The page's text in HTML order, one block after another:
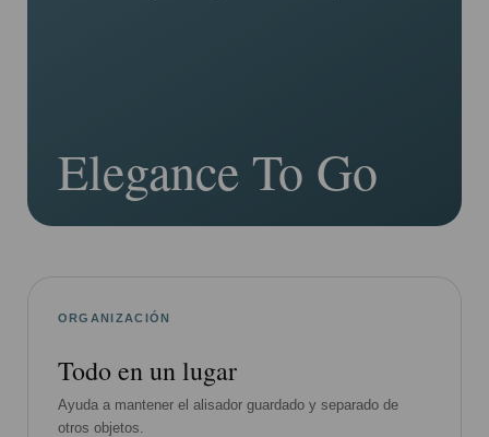
Elegance To Go
ORGANIZACIÓN
Todo en un lugar
Ayuda a mantener el alisador guardado y separado de
otros objetos.